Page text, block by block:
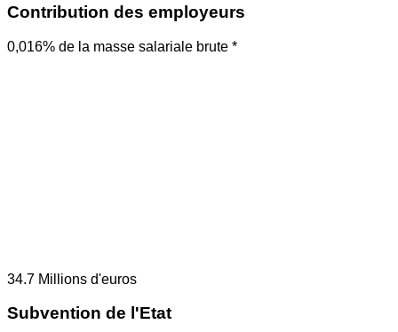
Contribution des employeurs
0,016% de la masse salariale brute *
34.7 Millions d'euros
Subvention de l'Etat